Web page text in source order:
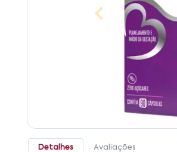
Detalhes Avaliações